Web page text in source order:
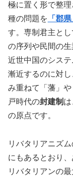
極に置く形で整
種の問題を 「郡
す。専制君主と
の序列や民間の
近世中国のシス
漸近するのに対
み重ねて「藩」
戸時代の封建制
の原点です。
リバタリアニズ
にもあるとおり
リバタリアンの最